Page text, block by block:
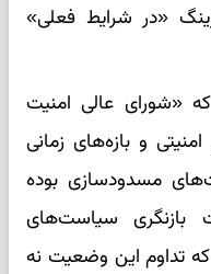
«در شرایط فعلی»
«شورای عالی امنیت
و بازه‌های زمانی
مسدودسازی بوده
سیاست‌های
تداوم این وضعیت نه